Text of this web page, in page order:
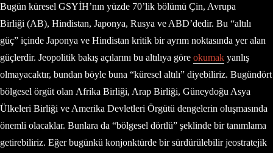
Bugün küresel GSYİH’nın yüzde 70’lik bölümü Çin, Avrupa
Birliği (AB), Hindistan, Japonya, Rusya ve ABD’dedir. Bu “altılı
güç” içinde Japonya ve Hindistan kritik bir ayrım noktasında yer alan
güçlerdir. Jeopolitik bakış açılarını bu altılıya göre okumak yanlış
olmayacaktır, bundan böyle buna “küresel altılı” diyebiliriz. Bugündört
bölgesel örgüt olan Afrika Birliği, Arap Birliği, Güneydoğu Asya
Ülkeleri Birliği ve Amerika Devletleri Örgütü dengelerin oluşmasında
önemli olacaklar. Bunlara da “bölgesel dörtlü” şeklinde bir tanımlama
getirebiliriz. Eğer bugünkü konjonktürde bir sürdürülebilir jeostratejik